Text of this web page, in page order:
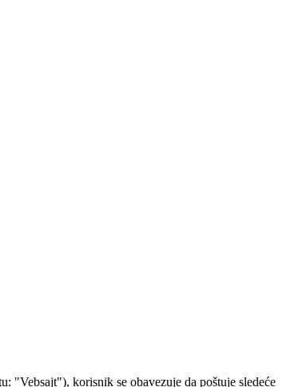
"Vebsajt"), korisnik se obavezuje da poštuje sledeće